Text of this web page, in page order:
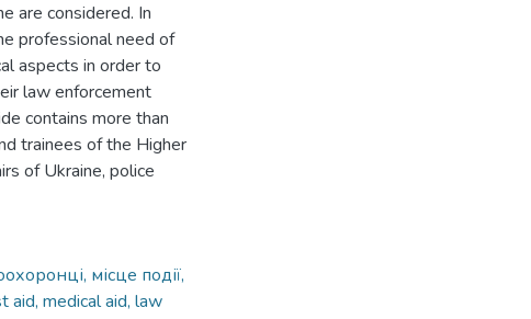
are considered. In
professional need of
aspects in order to
law enforcement
contains more than
trainees of the Higher
of Ukraine, police
місце події,
aid, medical aid, law